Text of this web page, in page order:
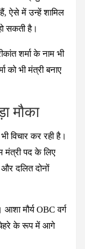
ऐसे में उन्हें शामिल
सकती है।
शर्मा के नाम भी
को भी मंत्री बनाए
मौका
विचार कर रही है।
मंत्री पद के लिए
दलित दोनों
आशा मौर्य OBC वर्ग
चेहरे के रूप में आगे